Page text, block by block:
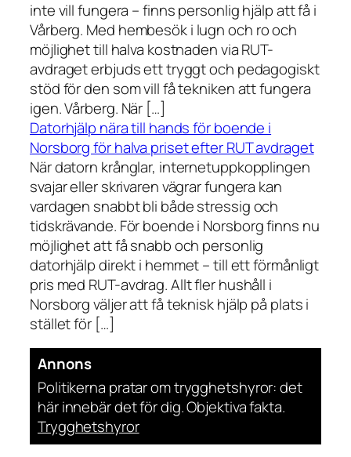
inte vill fungera – finns personlig hjälp att få i
Vårberg. Med hembesök i lugn och ro och
möjlighet till halva kostnaden via RUT-
avdraget erbjuds ett tryggt och pedagogiskt
stöd för den som vill få tekniken att fungera
igen. Vårberg. När […]
Datorhjälp nära till hands för boende i
Norsborg för halva priset efter RUT avdraget
När datorn krånglar, internetuppkopplingen
svajar eller skrivaren vägrar fungera kan
vardagen snabbt bli både stressig och
tidskrävande. För boende i Norsborg finns nu
möjlighet att få snabb och personlig
datorhjälp direkt i hemmet – till ett förmånligt
pris med RUT-avdrag. Allt fler hushåll i
Norsborg väljer att få teknisk hjälp på plats i
stället för […]
Annons
Politikerna pratar om trygghetshyror: det
här innebär det för dig. Objektiva fakta.
Trygghetshyror